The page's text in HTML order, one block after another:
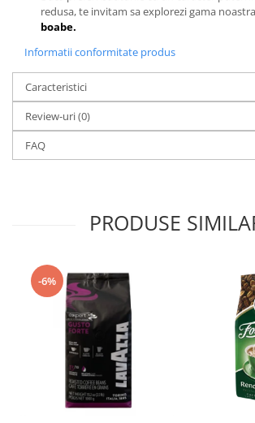
redusa, te invitam sa explorezi gama
boabe.
Informatii conformitate produs
Caracteristici
Review-uri(0)
FAQ
PRODUSE
-6%